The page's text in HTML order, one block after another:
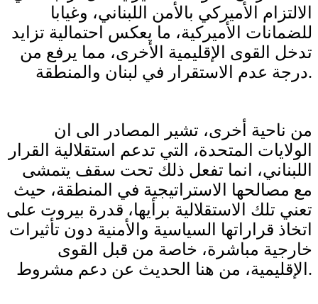
الالتزام الأميركي بالأمن اللبناني، وغيابا
للضمانات الأميركية، ما يعكس احتمالية تزايد
تدخل القوى الإقليمية الأخرى، مما يرفع من
درجة عدم الاستقرار في لبنان والمنطقة.
من ناحية أخرى، تشير المصادر الى ان
الولايات المتحدة، التي تدعم استقلالية القرار
اللبناني، انما تفعل ذلك تحت سقف يتمشى
مع مصالحها الاستراتيجية في المنطقة، حيث
تعني تلك الاستقلالية برأيها، قدرة بيروت على
اتخاذ قراراتها السياسية والأمنية دون تأثيرات
خارجية مباشرة، خاصة من قبل القوى
الإقليمية، من هنا الحديث عن دعم مشروط.